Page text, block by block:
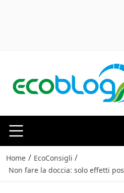
Home / EcoConsigli /
Non fare la doccia: solo effetti